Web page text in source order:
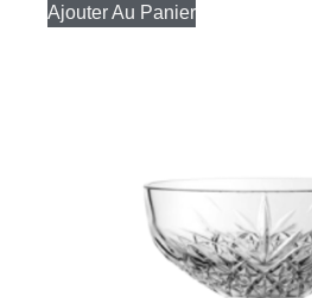
Ajouter Au Panier